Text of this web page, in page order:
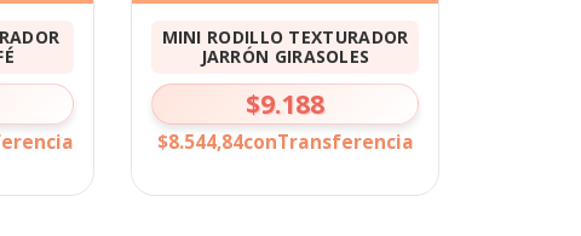
MINI RODILLO TEXTURADOR
JARRÓN GIRASOLES
$9.188
$8.544,84conTransferencia